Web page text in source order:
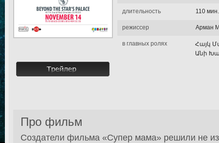
длительность 110 мин.
режиссер Арман
в главных ролях
Հայկ
Անի
Про фильм
Создатели фильма «Супер мама» решили не